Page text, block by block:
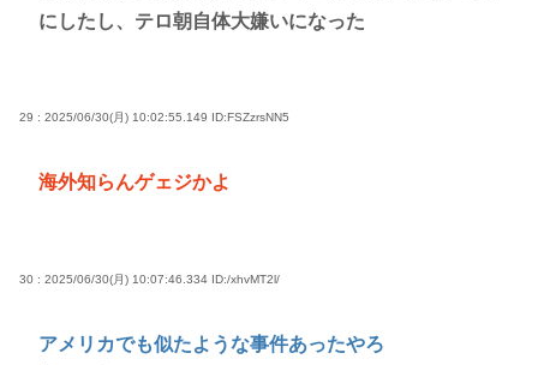
にしたし、テロ朝自体大嫌いになった
29 : 2025/06/30(月) 10:02:55.149 ID:FSZzrsNN5
海外知らんゲェジかよ
30 : 2025/06/30(月) 10:07:46.334 ID:/xhvMT2l/
アメリカでも似たような事件あったやろ